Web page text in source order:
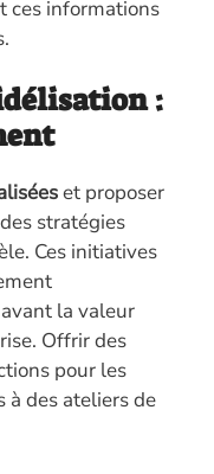
ces informations
:
et proposer
stratégies
Ces initiatives
la valeur
Offrir des
pour les
à des ateliers de